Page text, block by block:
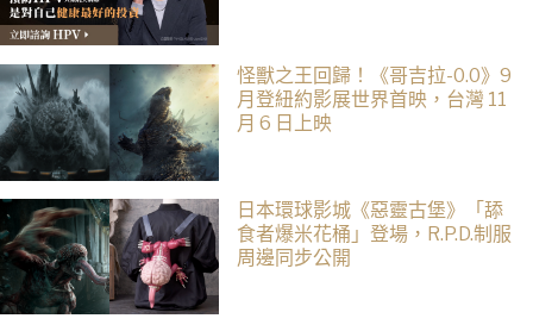
怪獸之王回歸！《哥吉拉-0.0》9
月登紐約影展世界首映，台灣 11
月 6 日上映
日本環球影城《惡靈古堡》「舔
食者爆米花桶」登場，R.P.D.制服
周邊同步公開